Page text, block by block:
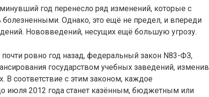
год перенесло ряд изменений, которые с
Однако, это ещё не предел, и впереди
Нововведений, несущих ещё большую угрозу.
ровно год назад, федеральный закон N83-ФЗ,
государством учебных заведений, изменив
В соответствие с этим законом, каждое
июля 2012 года станет казённым, бюджетным или